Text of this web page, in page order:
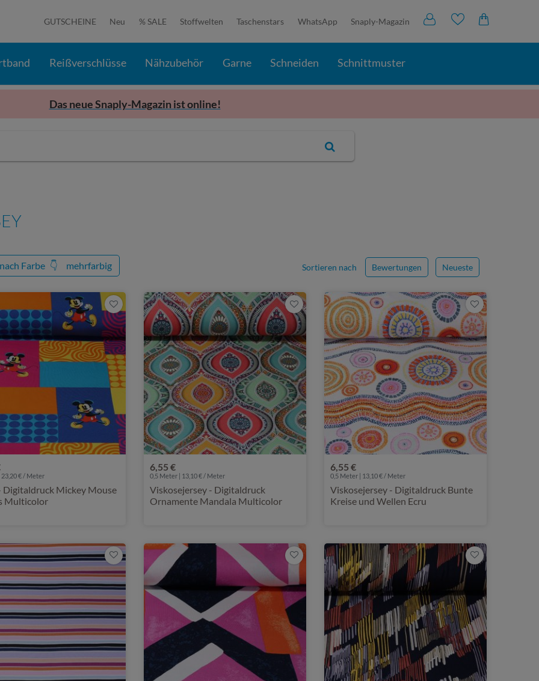
GUTSCHEINE Neu % SALE Stoffwelten Taschenstars WhatsApp Snaply-Magazin
Reißverschlüsse Nähzubehör Garne Schneiden Schnittmuster
Das neue Snaply-Magazin ist online!
Farbe 👇 mehrfarbig Sortieren nach Bewertungen Neueste
€ / Meter
Digitaldruck Mickey Mouse
Multicolor
6,55 €
0,5 Meter | 13,10 € / Meter
Viskosejersey - Digitaldruck
Ornamente Mandala Multicolor
6,55 €
0,5 Meter | 13,10 € / Meter
Viskosejersey - Digitaldruck Bunte
Kreise und Wellen Ecru